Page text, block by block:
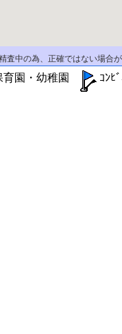
査中の為、正確ではない場合
育園・幼稚園
ｺﾝﾋ